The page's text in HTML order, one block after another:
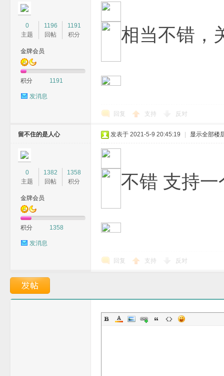
0
主题
1196
回帖
1191
积分
金牌会员
积分 1191
发消息
相当不错
回复 支持 反对
留不住的是人心
0
主题
1382
回帖
1358
积分
金牌会员
积分 1358
发消息
发表于 2021-5-9 20:45:19 显示全部楼
不错 支持一
回复 支持 反对